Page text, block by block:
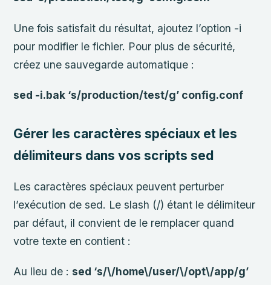
Une fois satisfait du résultat, ajoutez l’option -i
pour modifier le fichier. Pour plus de sécurité,
créez une sauvegarde automatique :
sed -i.bak ‘s/production/test/g’ config.conf
Gérer les caractères spéciaux et les
délimiteurs dans vos scripts sed
Les caractères spéciaux peuvent perturber
l’exécution de sed. Le slash (/) étant le délimiteur
par défaut, il convient de le remplacer quand
votre texte en contient :
Au lieu de :sed ‘s/\/home\/user/\/opt\/app/g’